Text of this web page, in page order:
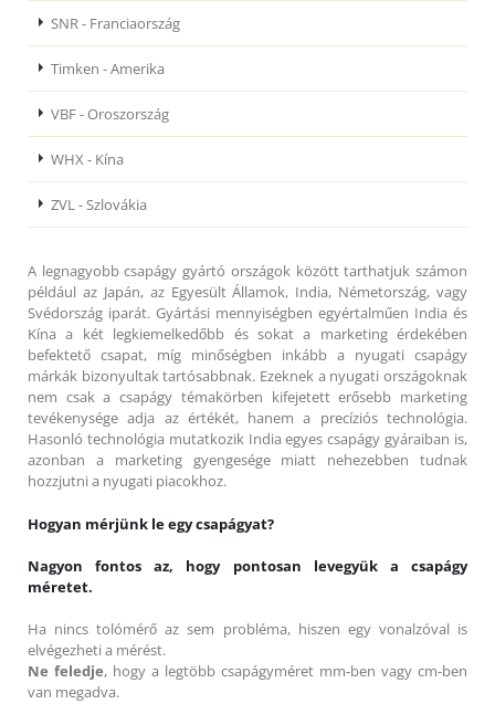
SNR - Franciaország
Timken - Amerika
VBF - Oroszország
WHX - Kína
ZVL - Szlovákia
A legnagyobb csapágy gyártó országok között tarthatjuk számon
például az Japán, az Egyesült Államok, India, Németország, vagy
Svédország iparát. Gyártási mennyiségben egyértalműen India és
Kína a két legkiemelkedőbb és sokat a marketing érdekében
befektető csapat, míg minőségben inkább a nyugati csapágy
márkák bizonyultak tartósabbnak. Ezeknek a nyugati országoknak
nem csak a csapágy témakörben kifejetett erősebb marketing
tevékenysége adja az értékét, hanem a precíziós technológia.
Hasonló technológia mutatkozik India egyes csapágy gyáraiban is,
azonban a marketing gyengesége miatt nehezebben tudnak
hozzjutni a nyugati piacokhoz.
Hogyan mérjünk le egy csapágyat?
Nagyon fontos az, hogy pontosan levegyük a csapágy
méretet.
Ha nincs tolómérő az sem probléma, hiszen egy vonalzóval is
elvégezheti a mérést.
Ne feledje, hogy a legtöbb csapágyméret mm-ben vagy cm-ben
van megadva.